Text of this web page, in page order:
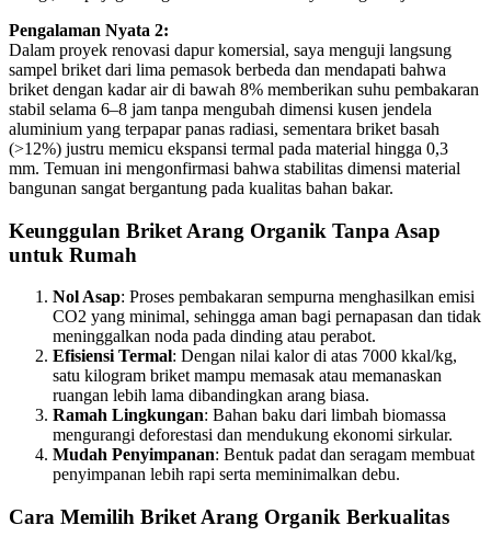
Pengalaman Nyata 2:
Dalam proyek renovasi dapur komersial, saya menguji langsung
sampel briket dari lima pemasok berbeda dan mendapati bahwa
briket dengan kadar air di bawah 8% memberikan suhu pembakaran
stabil selama 6–8 jam tanpa mengubah dimensi kusen jendela
aluminium yang terpapar panas radiasi, sementara briket basah
(>12%) justru memicu ekspansi termal pada material hingga 0,3
mm. Temuan ini mengonfirmasi bahwa stabilitas dimensi material
bangunan sangat bergantung pada kualitas bahan bakar.
Keunggulan Briket Arang Organik Tanpa Asap
untuk Rumah
Nol Asap: Proses pembakaran sempurna menghasilkan emisi
CO2 yang minimal, sehingga aman bagi pernapasan dan tidak
meninggalkan noda pada dinding atau perabot.
Efisiensi Termal: Dengan nilai kalor di atas 7000 kkal/kg,
satu kilogram briket mampu memasak atau memanaskan
ruangan lebih lama dibandingkan arang biasa.
Ramah Lingkungan: Bahan baku dari limbah biomassa
mengurangi deforestasi dan mendukung ekonomi sirkular.
Mudah Penyimpanan: Bentuk padat dan seragam membuat
penyimpanan lebih rapi serta meminimalkan debu.
Cara Memilih Briket Arang Organik Berkualitas